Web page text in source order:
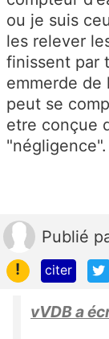
ou je suis
les relever
finissent par
emmerde de
peut se
etre conçue
"négligence".
Publié
!
citer
vVDB a